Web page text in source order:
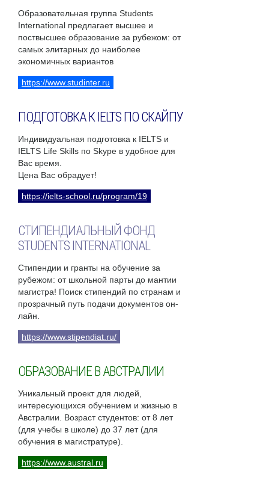
Образовательная группа Students
International предлагает высшее и
поствысшее образование за рубежом: от
самых элитарных до наиболее
экономичных вариантов
https://www.studinter.ru
ПОДГОТОВКА К IELTS ПО СКАЙПУ
Индивидуальная подготовка к IELTS и
IELTS Life Skills по Skype в удобное для
Вас время.
Цена Вас обрадует!
https://ielts-school.ru/program/19
СТИПЕНДИАЛЬНЫЙ ФОНД
STUDENTS INTERNATIONAL
Стипендии и гранты на обучение за
рубежом: от школьной парты до мантии
магистра! Поиск стипендий по странам и
прозрачный путь подачи документов он-
лайн.
https://www.stipendiat.ru/
ОБРАЗОВАНИЕ В АВСТРАЛИИ
Уникальный проект для людей,
интересующихся обучением и жизнью в
Австралии. Возраст студентов: от 8 лет
(для учебы в школе) до 37 лет (для
обучения в магистратуре).
https://www.austral.ru